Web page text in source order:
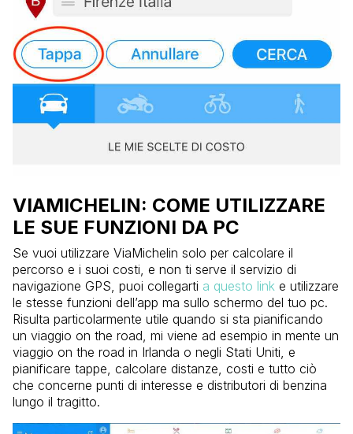
VIAMICHELIN: COME UTILIZZARE
LE SUE FUNZIONI DA PC
Se vuoi utilizzare ViaMichelin solo per calcolare il
percorso e i suoi costi, e non ti serve il servizio di
navigazione GPS, puoi collegarti a questo link e utilizzare
le stesse funzioni dell’app ma sullo schermo del tuo pc.
Risulta particolarmente utile quando si sta pianificando
un viaggio on the road, mi viene ad esempio in mente un
viaggio on the road in Irlanda o negli Stati Uniti, e
pianificare tappe, calcolare distanze, costi e tutto ciò
che concerne punti di interesse e distributori di benzina
lungo il tragitto.